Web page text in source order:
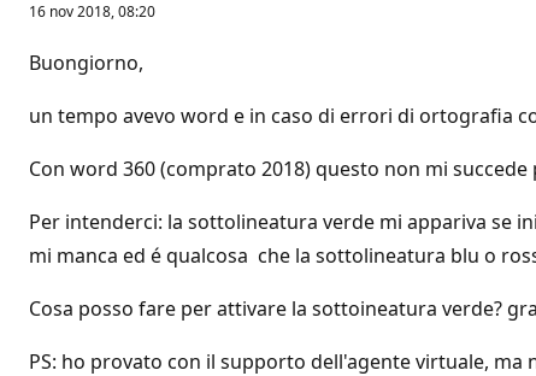
16 nov 2018, 08:20
Buongiorno,
un tempo avevo word e in caso di errori di ortografia
Con word 360 (comprato 2018) questo non mi succede
Per intenderci: la sottolineatura verde mi appariva se
mi manca ed é qualcosa che la sottolineatura blu o
Cosa posso fare per attivare la sottoineatura verde?
PS: ho provato con il supporto dell'agente virtuale,